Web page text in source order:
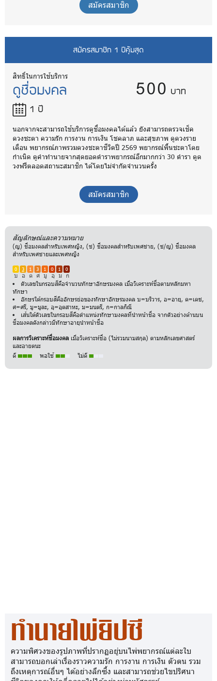
สมัครสมาชิก
สมัครสมาชิก 1 ปีคุ้มสุด
สิทธิ์ในการใช้บริการ
ดูชื่อมงคล
1 ปี
500 บาท
นอกจากจะสามารถใช้บริการดูชื่อมงคลได้แล้ว ยังสามารถตรวจเช็ค
ดวงชะตา ความรัก การงาน การเงิน โชคลาภ และสุขภาพ ดูดวงราย
เดือน พยากรณ์ภาพรวมดวงชะตาชีวิตปี 2569 พยากรณ์พื้นชะตาโดย
กำเนิด ดูคำทำนายจากสุดยอดตำราพยากรณ์อีกมากกว่า 30 ตำรา ดูด
วงฟรีตลอดสถานะสมาชิก ได้โดยไม่จำกัดจำนวนครั้ง
สมัครสมาชิก
สัญลักษณ์และความหมาย
(ญ) ชื่อมงคลสำหรับเพศหญิง, (ช) ชื่อมงคลสำหรับเพศชาย, (ช/ญ) ชื่อมงคล
สำหรับเพศชายและเพศหญิง
0 3 1 3 1 0 1 0
บ อ ด ศ มู อุ ม ก
ตัวเลขในกรอบสีคือจำนวนทักษาอักษรมงคล เมื่อวิเคราะห์ชื่อตามหลักมหา
ทักษา
อักษรใต้กรอบสีคืออักษรย่อของทักษาอักษรมงคล บ=บริวาร, อ=อายุ, ด=เดช,
ศ=ศรี, มู=มูละ, อุ=อุตสาหะ, ม=มนตรี, ก=กาลกิณี
เส้นใต้ตัวเลขในกรอบสีคือตำแหน่งทักษามงคลที่นำหน้าชื่อ จากตัวอย่างด้านบน
ชื่อมงคลดังกล่าวมีทักษาอายุนำหน้าชื่อ
ผลการวิเคราะห์ชื่อมงคล เมื่อวิเคราะห์ชื่อ (ไม่รวมนามสกุล) ตามหลักเลขศาสตร์
และอายตนะ
ดี
พอใช้ ไม่ดี
ทำนายไพ่ยิปซี
ความพิศวงของรูปภาพที่ปรากฏอยู่บนไพ่พยากรณ์แต่ละใบ
สามารถบอกเล่าเรื่องราวความรัก การงาน การเงิน ตัวตน รวม
ถึงเหตุการณ์อื่นๆ ได้อย่างลึกซึ้ง และสามารถช่วยไขปริศนา